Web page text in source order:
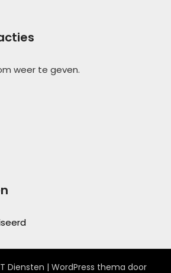
weer te geven.
Diensten | WordPress thema door